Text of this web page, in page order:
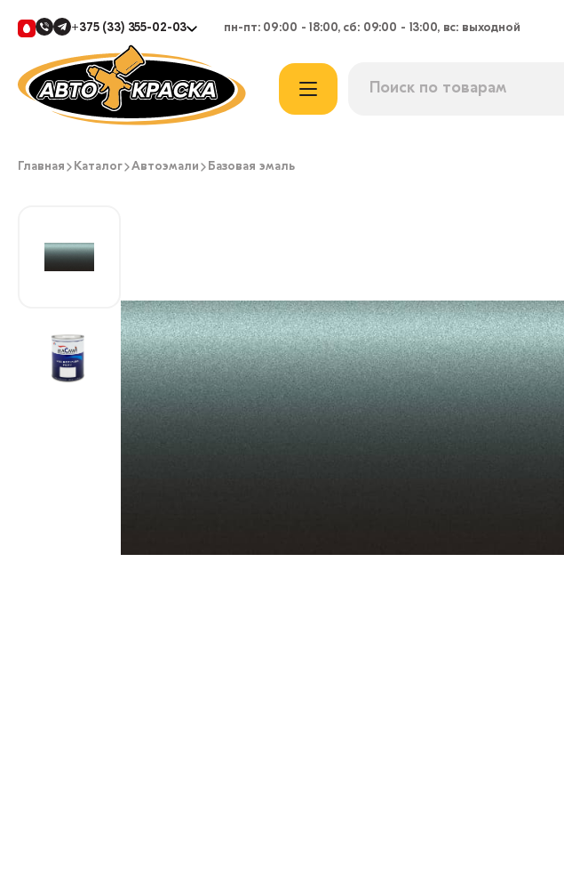
+375 (33) 355-02-03 пн-пт: 09:00 - 18:00, сб: 09:00 - 13:00, вс: выходной
Главная Каталог Автоэмали Базовая эмаль